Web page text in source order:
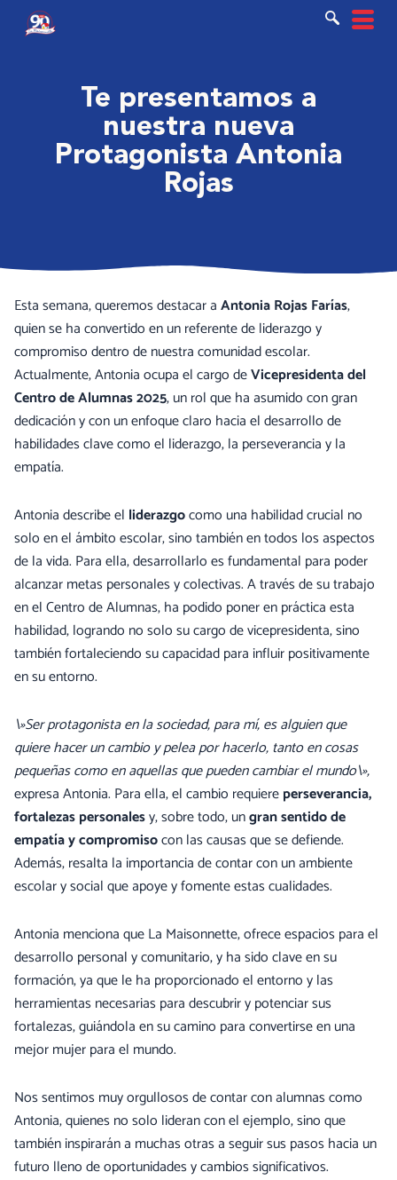
Te presentamos a
nuestra nueva
Protagonista Antonia
Rojas
Esta semana, queremos destacar aAntonia Rojas Farías,
quien se ha convertido en un referente de liderazgo y
compromiso dentro de nuestra comunidad escolar.
Actualmente, Antonia ocupa el cargo deVicepresidenta del
Centro de Alumnas 2025, un rol que ha asumido con gran
dedicación y con un enfoque claro hacia el desarrollo de
habilidades clave como el liderazgo, la perseverancia y la
empatía.
Antonia describe el liderazgocomo una habilidad crucial no
solo en el ámbito escolar, sino también en todos los aspectos
de la vida. Para ella, desarrollarlo es fundamental para poder
alcanzar metas personales y colectivas. A través de su trabajo
en el Centro de Alumnas, ha podido poner en práctica esta
habilidad, logrando no solo su cargo de vicepresidenta, sino
también fortaleciendo su capacidad para influir positivamente
en su entorno.
\»Ser protagonista en la sociedad, para mí, es alguien que
quiere hacer un cambio y pelea por hacerlo, tanto en cosas
pequeñas como en aquellas que pueden cambiar el mundo\»,
expresa Antonia. Para ella, el cambio requiereperseverancia,
fortalezas personalesy, sobre todo, ungran sentido de
empatía y compromisocon las causas que se defiende.
Además, resalta la importancia de contar con un ambiente
escolar y social que apoye y fomente estas cualidades.
Antonia menciona que La Maisonnette, ofrece espacios para el
desarrollo personal y comunitario, y ha sido clave en su
formación, ya que le ha proporcionado el entorno y las
herramientas necesarias para descubrir y potenciar sus
fortalezas, guiándola en su camino para convertirse en una
mejor mujer para el mundo.
Nos sentimos muy orgullosos de contar con alumnas como
Antonia, quienes no solo lideran con el ejemplo, sino que
también inspirarán a muchas otras a seguir sus pasos hacia un
futuro lleno de oportunidades y cambios significativos.